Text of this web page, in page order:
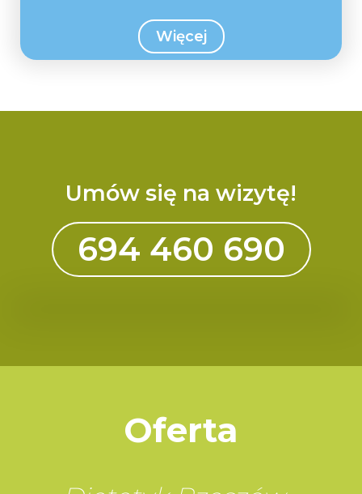
Więcej
Umów się na wizytę!
694 460 690
Oferta